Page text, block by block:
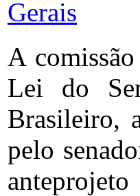
Gerais
A
Lei do
Brasileiro,
pelo